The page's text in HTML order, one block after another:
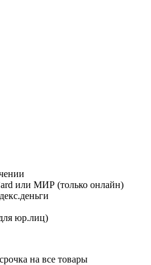
или МИР (только онлайн)
юр.лиц)
на все товары